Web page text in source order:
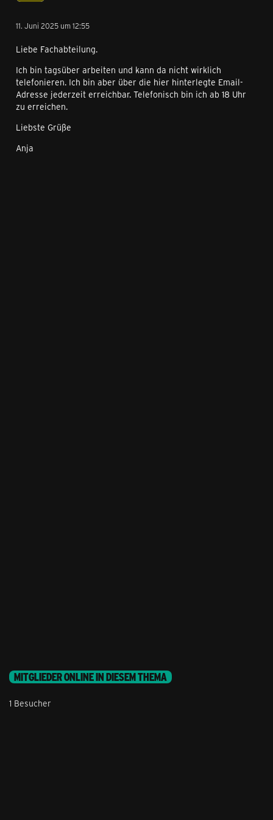
11. Juni 2025 um 12:55
Liebe Fachabteilung.
Ich bin tagsüber arbeiten und kann da nicht wirklich
telefonieren. Ich bin aber über die hier hinterlegte Email-
Adresse jederzeit erreichbar. Telefonisch bin ich ab 18 Uhr
zu erreichen.
Liebste Grüße
Anja
MITGLIEDER ONLINE IN DIESEM THEMA
1 Besucher